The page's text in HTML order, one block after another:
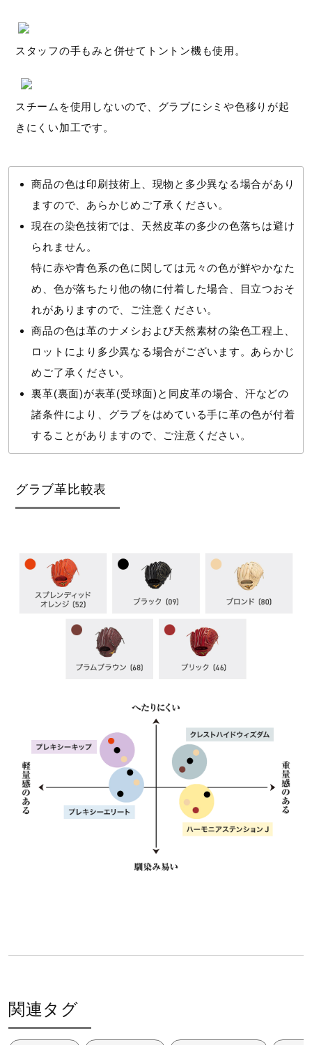
スタッフの手もみと併せてトントン機も使用。
スチームを使用しないので、グラブにシミや色移りが起
きにくい加工です。
商品の色は印刷技術上、現物と多少異なる場合があり
ますので、あらかじめご了承ください。
現在の染色技術では、天然皮革の多少の色落ちは避け
られません。
特に赤や青色系の色に関しては元々の色が鮮やかなた
め、色が落ちたり他の物に付着した場合、目立つおそ
れがありますので、ご注意ください。
商品の色は革のナメシおよび天然素材の染色工程上、
ロットにより多少異なる場合がございます。あらかじ
めご了承ください。
裏革(裏面)が表革(受球面)と同皮革の場合、汗などの
諸条件により、グラブをはめている手に革の色が付着
することがありますので、ご注意ください。
グラブ革比較表
関連タグ